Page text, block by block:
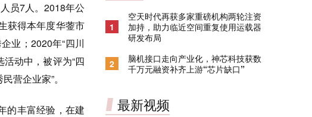
员7人。2018年公
获得本年度华蓥市
业；2020年“四川
动中，被评为“四
营企业家”。
的丰富经验，在建
1
空天时代再获多家重磅机构两轮注资
加持，助力临近空间重复使用运载器
研发布局
2
脑机接口走向产业化，神芯科技获数
千万元融资补齐上游“芯片缺口”
最新视频